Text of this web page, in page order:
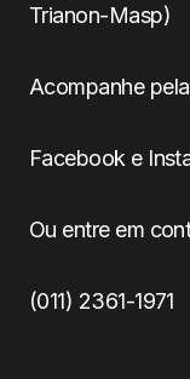
Trianon-Masp)
Acompanhe
Facebook e
Ou entre em
(011) 2361-1971